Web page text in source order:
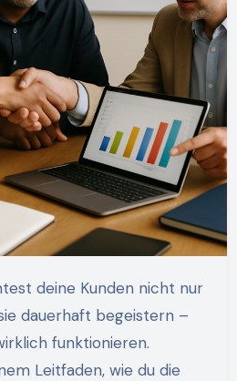
dauerhaft begeistern –
funktionieren.
Leitfaden, wie du die